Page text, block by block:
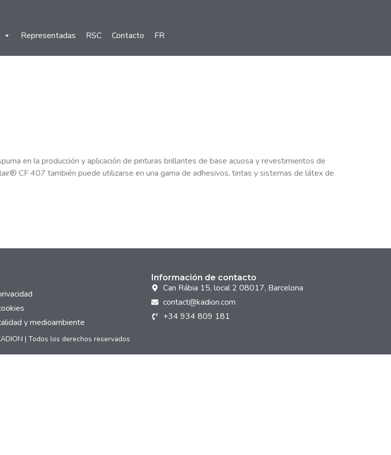
Representadas RSC Contacto FR
en la producción y aplicación de pinturas brillantes de base acuosa y revestimientos de
CF 407 también puede utilizarse en una gama de adhesivos, tintas y sistemas de látex de
y medioambiente
Información de contacto
Can Rábia 15, local 2 08017, Barcelona
contact@kadion.com
+34 934 809 181
| Todos los derechos reservados